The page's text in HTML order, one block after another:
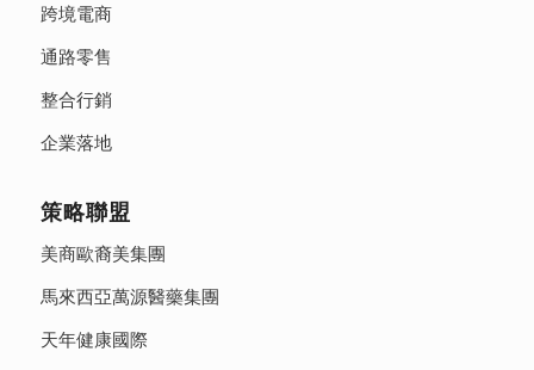
跨境電商
通路零售
整合行銷
企業落地
策略聯盟
美商歐裔美集團
馬來西亞萬源醫藥集團
天年健康國際